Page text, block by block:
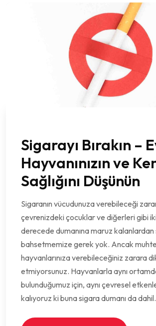
Sigarayı Bırakın –
Hayvanınızın ve
Sağlığını Düşünün
Sigaranın vücudunuza verebileceği
çevrenizdeki çocuklar ve diğerleri gibi
derecede dumanına maruz kalanlardan
bahsetmemize gerek yok. Ancak
hayvanlarınıza verebileceğiniz zarara
etmiyorsunuz. Hayvanlarla aynı
bulunduğumuz için, aynı çevresel
kalıyoruz ki buna sigara dumanı da dahil.